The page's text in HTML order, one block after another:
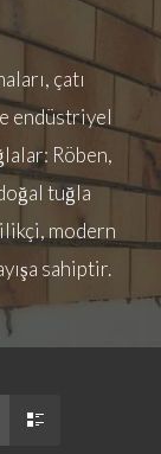
çatı
endüstriyel
Röben,
tuğla
modern
sahiptir.